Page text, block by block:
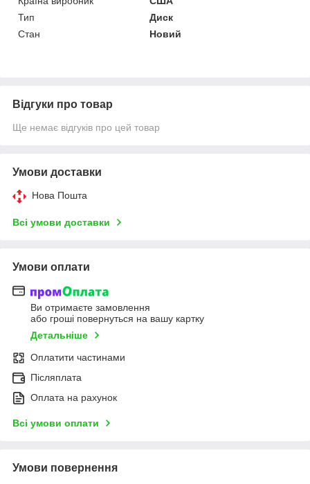
Тип
Диск
Стан
Новий
Відгуки про товар
Ще немає відгуків про цей товар
Умови доставки
Нова Пошта
Всі умови доставки
Умови оплати
Ви отримаєте замовлення
або гроші повернуться на вашу картку
Детальніше
Оплатити частинами
Післяплата
Оплата на рахунок
Всі умови оплати
Умови повернення